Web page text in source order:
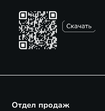
Отдел продаж